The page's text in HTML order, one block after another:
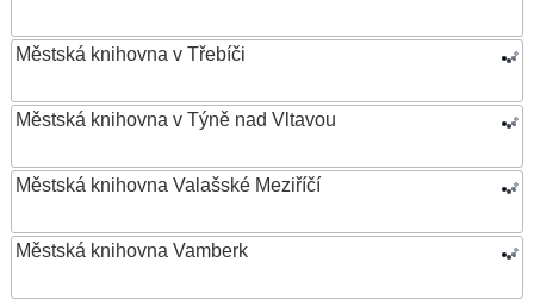
Městská knihovna v Třebíči
Městská knihovna v Týně nad Vltavou
Městská knihovna Valašské Meziříčí
Městská knihovna Vamberk